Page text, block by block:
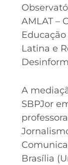
AMLAT –
Latina e
A
SBPJor
Brasília